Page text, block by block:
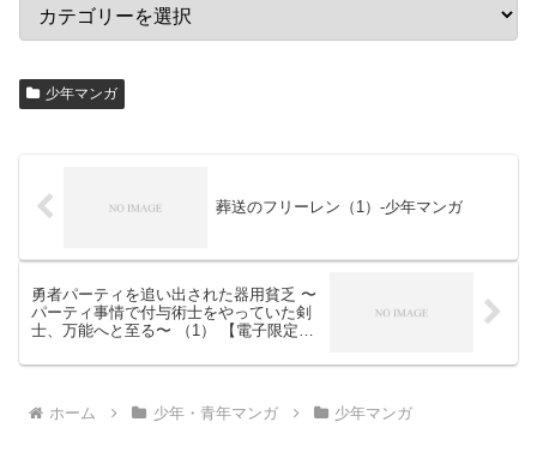
少年マンガ
葬送のフリーレン（1）-少年マンガ
勇者パーティを追い出された器用貧乏 〜
パーティ事情で付与術士をやっていた剣
士、万能へと至る〜 （1） 【電子限定描
ホーム 少年・青年マンガ 少年マンガ